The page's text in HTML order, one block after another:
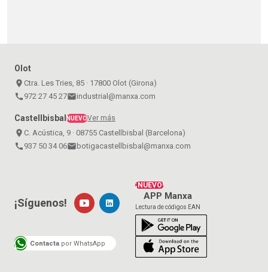
Olot
place Ctra. Les Tries, 85 · 17800 Olot (Girona)
call 972 27 45 27emailindustrial@manxa.com
CastellbisbalNUEVOVer más
place C. Acústica, 9 · 08755 Castellbisbal (Barcelona)
call 937 50 34 06emailbotigacastellbisbal@manxa.com
¡NUEVO!
APP Manxa
Lectura de códigos EAN
¡Síguenos!
Contacta por WhatsApp